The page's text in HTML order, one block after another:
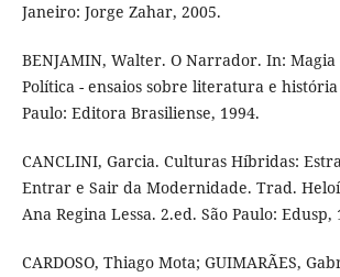
Janeiro: Jorge Zahar, 2005.
BENJAMIN, Walter. O Narrador. In:
Política - ensaios sobre literatura e
Paulo: Editora Brasiliense, 1994.
CANCLINI, Garcia. Culturas Híbridas:
Entrar e Sair da Modernidade. Trad.
Ana Regina Lessa. 2.ed. São Paulo: Edusp,
CARDOSO, Thiago Mota; GUIMARÃES,